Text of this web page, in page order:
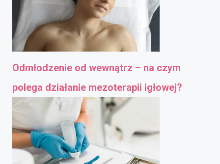
Odmłodzenie od wewnątrz – na czym
polega działanie mezoterapii igłowej?